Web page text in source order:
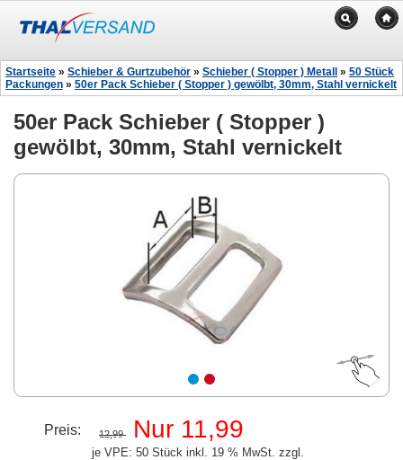
Startseite » Schieber & Gurtzubehör » Schieber ( Stopper ) Metall » 50 Stück
Packungen » 50er Pack Schieber ( Stopper ) gewölbt, 30mm, Stahl vernickelt
50er Pack Schieber ( Stopper )
gewölbt, 30mm, Stahl vernickelt
Preis: 12,99 Nur 11,99
je VPE: 50 Stück inkl. 19 % MwSt. zzgl.